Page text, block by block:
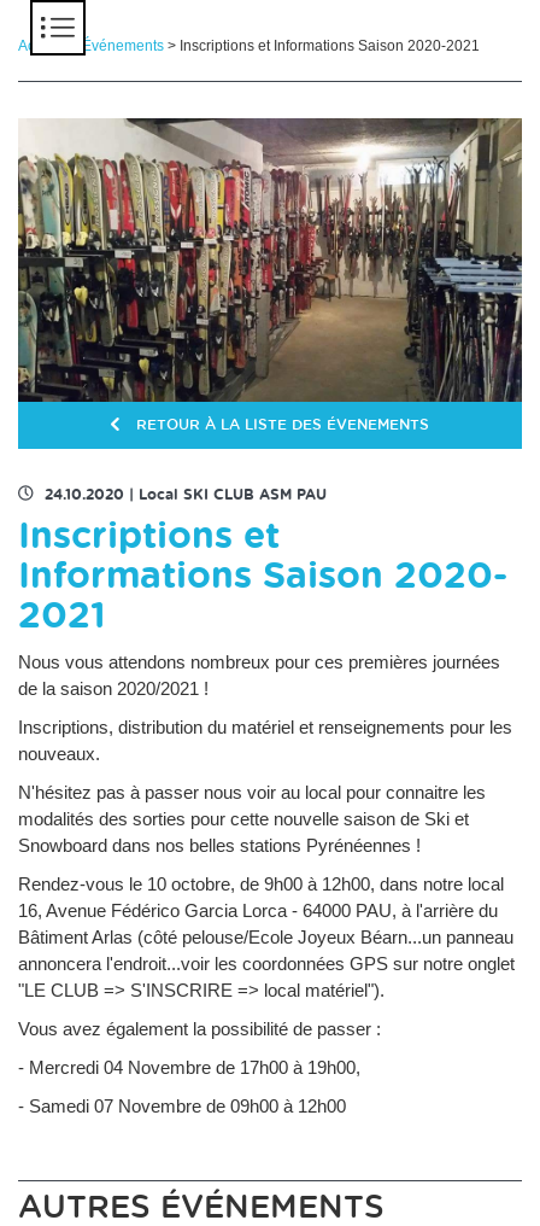
Accueil Événements > Inscriptions et Informations Saison 2020-2021
RETOUR À LA LISTE DES ÉVENEMENTS
24.10.2020 Local SKI CLUB ASM PAU
Inscriptions et
Informations Saison 2020-
2021
Nous vous attendons nombreux pour ces premières journées
de la saison 2020/2021 !
Inscriptions, distribution du matériel et renseignements pour les
nouveaux.
N'hésitez pas à passer nous voir au local pour connaitre les
modalités des sorties pour cette nouvelle saison de Ski et
Snowboard dans nos belles stations Pyrénéennes !
Rendez-vous le 10 octobre, de 9h00 à 12h00, dans notre local
16, Avenue Fédérico Garcia Lorca - 64000 PAU, à l'arrière du
Bâtiment Arlas (côté pelouse/Ecole Joyeux Béarn...un panneau
annoncera l'endroit...voir les coordonnées GPS sur notre onglet
"LE CLUB => S'INSCRIRE => local matériel").
Vous avez également la possibilité de passer :
- Mercredi 04 Novembre de 17h00 à 19h00,
- Samedi 07 Novembre de 09h00 à 12h00
AUTRES ÉVÉNEMENTS